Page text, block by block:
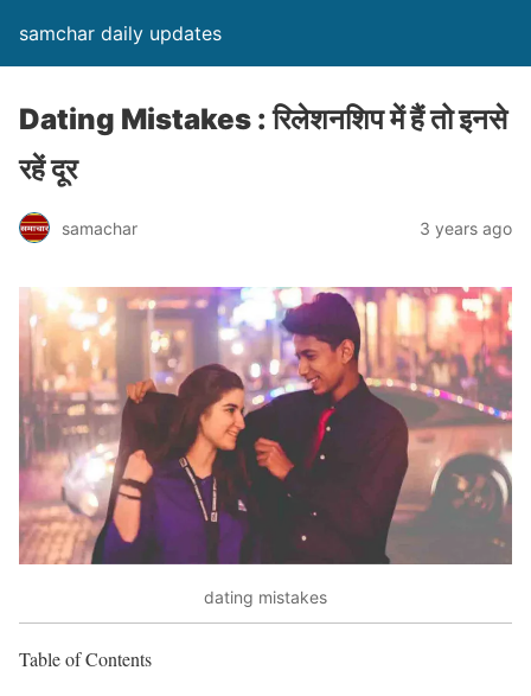
samchar daily updates
Dating Mistakes : रिलेशनशिप में हैं तो इनसे
रहें दूर
samachar 3 years ago
dating mistakes
Table of Contents